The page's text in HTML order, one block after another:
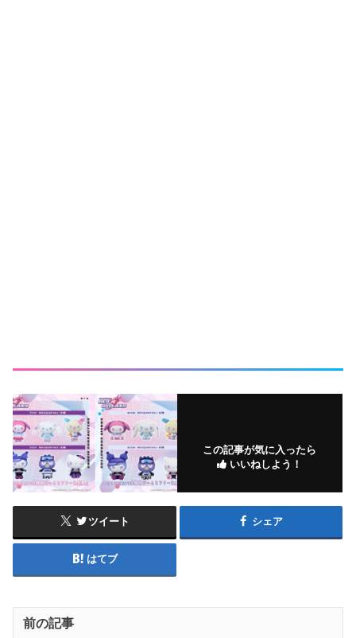
この記事が気に入ったら
いいねしよう！
ツイート シェア
はてブ
前の記事